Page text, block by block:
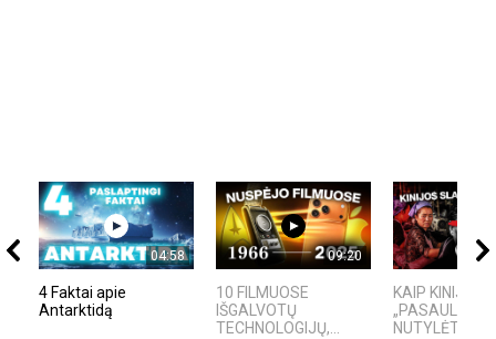
04:58
4 Faktai apie
Antarktidą
09:20
10 FILMUOSE
IŠGALVOTŲ
TECHNOLOGIJŲ,...
KAIP KINIJA
„PASAULIO
NUTYLĖTA